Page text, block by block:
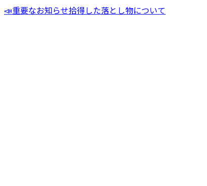
📣重要なお知らせ拾得した落とし物について